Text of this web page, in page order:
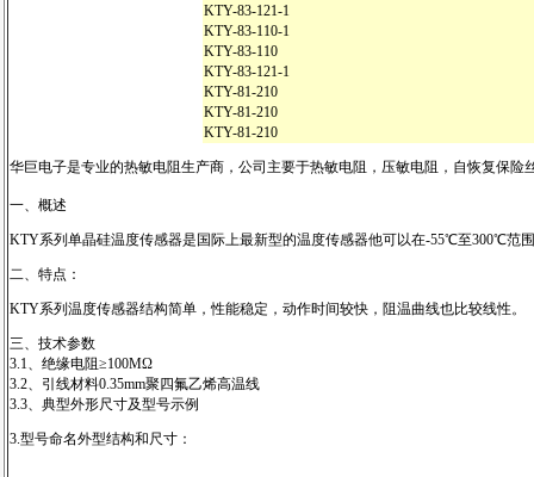
KTY-83-121-1
KTY-83-110-1
KTY-83-110
KTY-83-121-1
KTY-81-210
KTY-81-210
KTY-81-210
华巨电子是专业的热敏电阻生产商，公司主要于热敏电阻，压敏电阻，自恢复保
一、概述
KTY系列单晶硅温度传感器是国际上最新型的温度传感器他可以在-55℃至300℃范
二、特点：
KTY系列温度传感器结构简单，性能稳定，动作时间较快，阻温曲线也比较线性
三、技术参数
3.1、绝缘电阻≥100MΩ
3.2、引线材料0.35mm聚四氟乙烯高温线
3.3、典型外形尺寸及型号示例
3.型号命名外型结构和尺寸：